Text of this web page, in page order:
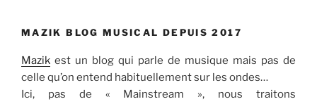
MAZIK BLOG MUSICAL DEPUIS 2017
Mazik est un blog qui parle de musique mais pas de
celle qu’on entend habituellement sur les ondes…
Ici, pas de « Mainstream », nous traitons